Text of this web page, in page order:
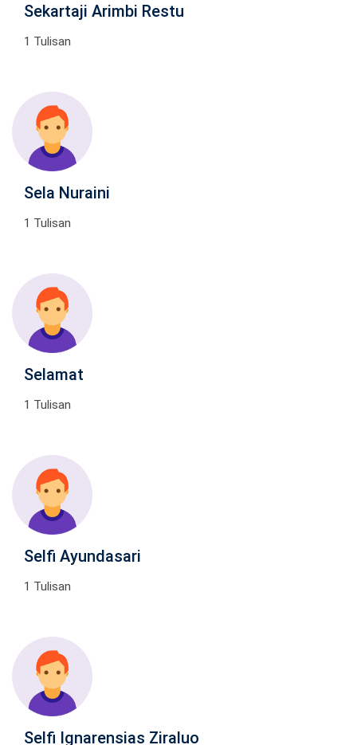
Sekartaji Arimbi Restu
1 Tulisan
Sela Nuraini
1 Tulisan
Selamat
1 Tulisan
Selfi Ayundasari
1 Tulisan
Selfi Ignarensias Ziraluo